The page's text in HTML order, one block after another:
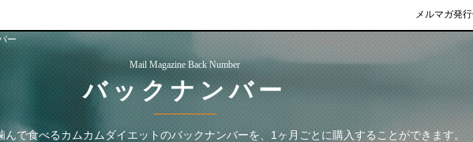
メルマガ発行
ー
Mail Magazine Back Number
バックナンバー
んで食べるカムカムダイエットのバックナンバーを、1ヶ月ごとに購入することができます。